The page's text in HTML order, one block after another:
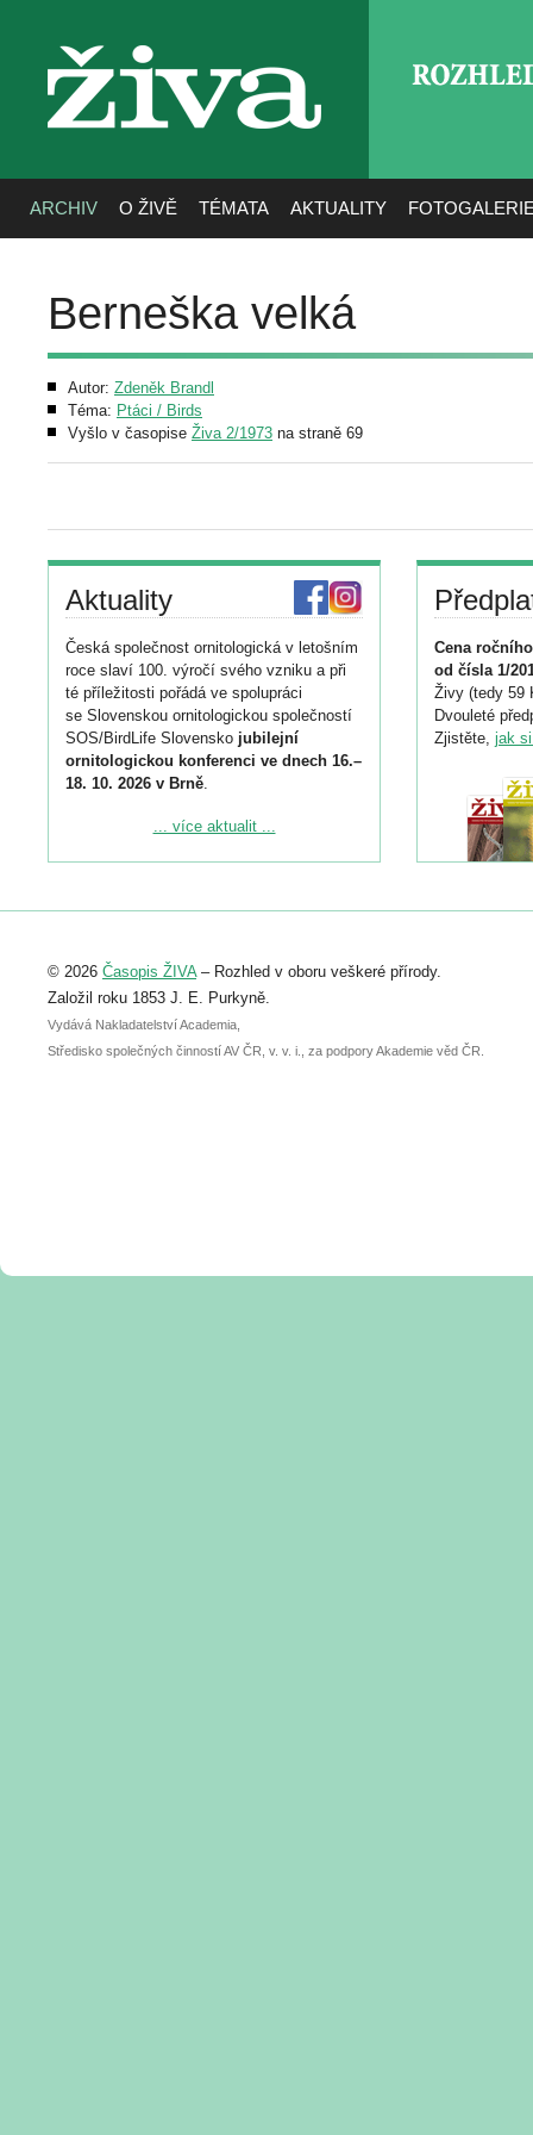
živa
ARCHIV O ŽIVĚ TÉMATA AKTUALITY
Berneška velká
Autor: Zdeněk Brandl
Téma: Ptáci / Birds
Vyšlo v časopise Živa 2/1973 na straně 69
Aktuality
Česká společnost ornitologická v letošním
roce slaví 100. výročí svého vzniku a při
té příležitosti pořádá ve spolupráci
se Slovenskou ornitologickou společností
SOS/BirdLife Slovensko jubilejní
ornitologickou konferenci ve dnech 16.–
18. 10. 2026 v Brně.
Podrobnější informace ke konferenci
Registrovat se můžete do 6. září.
abstraktu přihlášené přednášky nebo
posteru je už 30. června.
... více aktualit ...
Cena
od čísla 1/
Živy (tedy 59
Dvouleté
Zjistěte, jak
© 2026 Časopis ŽIVA– Rozhled v oboru veškeré přírody.
Založil roku 1853 J. E. Purkyně.
Vydává Nakladatelství Academia,
Středisko společných činností AV ČR, v. v. i., za podpory Akademie věd ČR.